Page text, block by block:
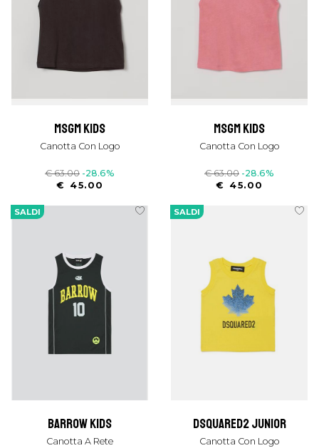
msgm kids
Canotta Con Logo
€ 63.00 -28.6%
€ 45.00
msgm kids
Canotta Con Logo
€ 63.00 -28.6%
€ 45.00
SALDI
barrow kids
Canotta A Rete
SALDI
dsquared2 junior
Canotta Con Logo